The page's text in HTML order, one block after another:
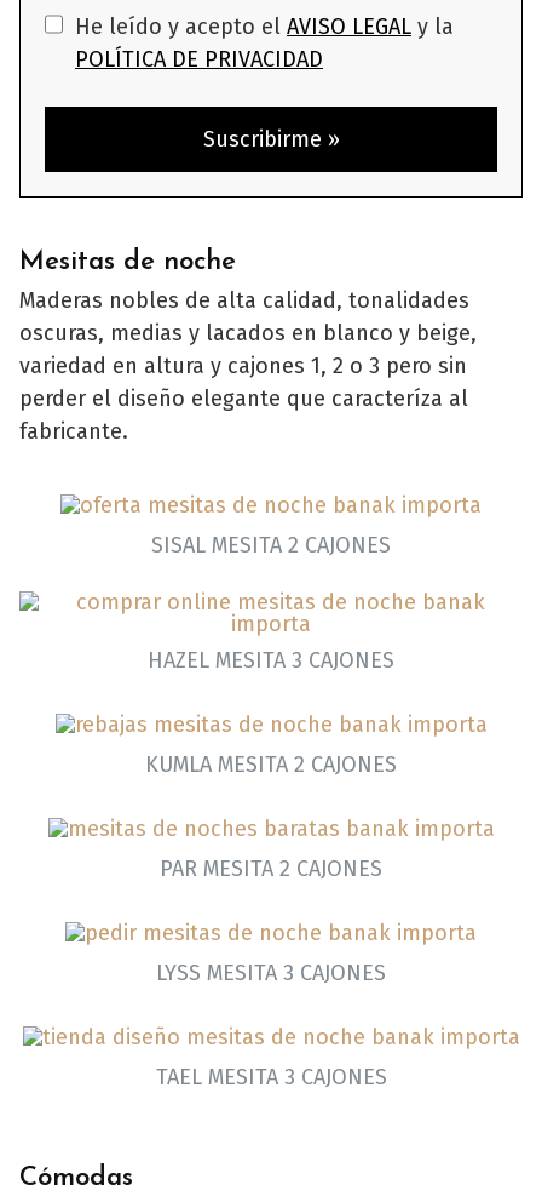
He leído y acepto el AVISO LEGAL y la
POLÍTICA DE PRIVACIDAD
Mesitas de noche
Maderas nobles de alta calidad, tonalidades
oscuras, medias y lacados en blanco y beige,
variedad en altura y cajones 1, 2 o 3 pero sin
perder el diseño elegante que caracteríza al
fabricante.
SISAL MESITA 2 CAJONES
HAZEL MESITA 3 CAJONES
KUMLA MESITA 2 CAJONES
PAR MESITA 2 CAJONES
LYSS MESITA 3 CAJONES
TAEL MESITA 3 CAJONES
Cómodas